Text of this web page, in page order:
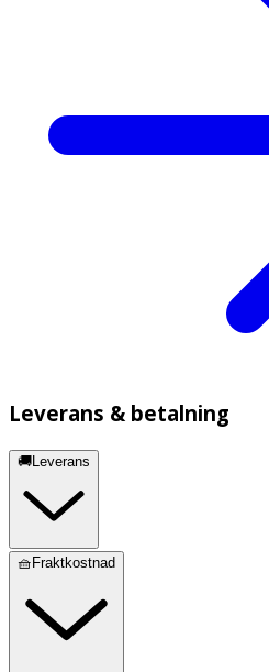
Leverans & betalning
🚚Leverans
🧺Fraktkostnad